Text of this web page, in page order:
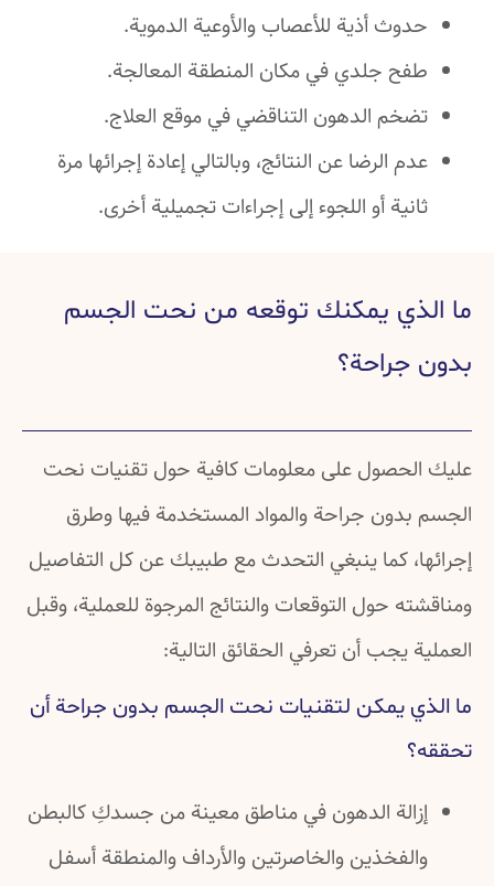
حدوث أذية للأعصاب والأوعية الدموية.
طفح جلدي في مكان المنطقة المعالجة.
تضخم الدهون التناقضي في موقع العلاج.
عدم الرضا عن النتائج، وبالتالي إعادة إجرائها مرة
ثانية أو اللجوء إلى إجراءات تجميلية أخرى.
ما الذي يمكنك توقعه من نحت الجسم
بدون جراحة؟
عليك الحصول على معلومات كافية حول تقنيات نحت
الجسم بدون جراحة والمواد المستخدمة فيها وطرق
إجرائها، كما ينبغي التحدث مع طبيبك عن كل التفاصيل
ومناقشته حول التوقعات والنتائج المرجوة للعملية، وقبل
العملية يجب أن تعرفي الحقائق التالية:
ما الذي يمكن لتقنيات نحت الجسم بدون جراحة أن
تحققه؟
إزالة الدهون في مناطق معينة من جسدكِ كالبطن
والفخذين والخاصرتين والأرداف والمنطقة أسفل